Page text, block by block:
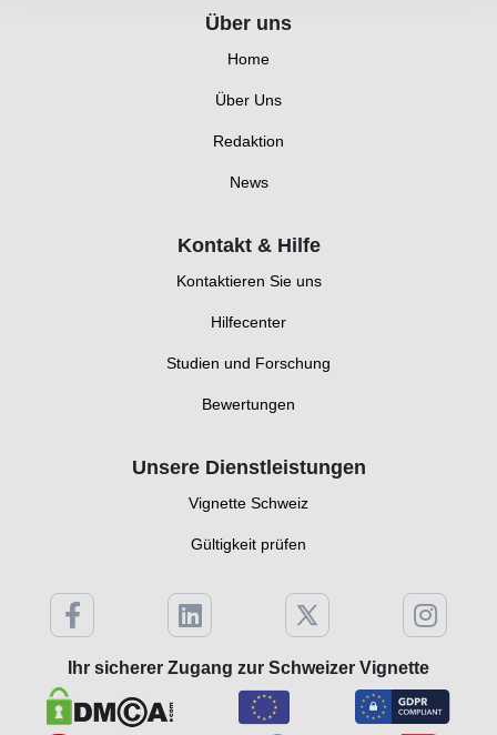
Über uns
Home
Über Uns
Redaktion
News
Kontakt & Hilfe
Kontaktieren Sie uns
Hilfecenter
Studien und Forschung
Bewertungen
Unsere Dienstleistungen
Vignette Schweiz
Gültigkeit prüfen
Ihr sicherer Zugang zur Schweizer Vignette